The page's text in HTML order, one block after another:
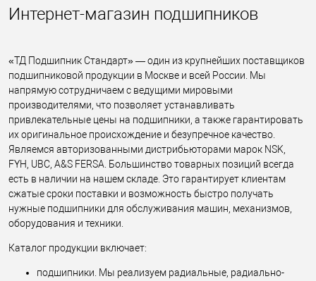
Интернет-магазин подшипников
«ТД Подшипник Стандарт» — один из крупнейших поставщиков
подшипниковой продукции в Москве и всей России. Мы
напрямую сотрудничаем с ведущими мировыми
производителями, что позволяет устанавливать
привлекательные цены на подшипники, а также гарантировать
их оригинальное происхождение и безупречное качество.
Являемся авторизованными дистрибьюторами марок NSK,
FYH, UBC, A&S FERSA. Большинство товарных позиций всегда
есть в наличии на нашем складе. Это гарантирует клиентам
сжатые сроки поставки и возможность быстро получать
нужные подшипники для обслуживания машин, механизмов,
оборудования и техники.
Каталог продукции включает:
подшипники. Мы реализуем радиальные, радиально-